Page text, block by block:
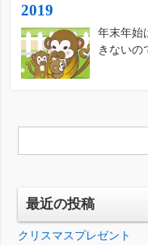
2019
年末年始
きないの
年はと
最近の投稿
クリスマスプレゼント